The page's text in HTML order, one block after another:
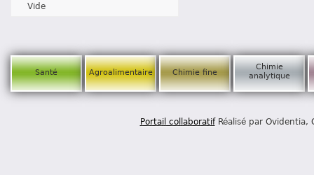
Vide
Santé Agroalimentaire Chimie fine
Chimie
analytique
Portail collaboratifRéalisé par Ovidentia,